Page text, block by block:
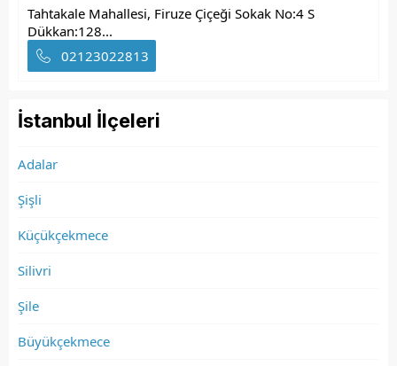
Tahtakale Mahallesi, Firuze Çiçeği Sokak No:4 S
Dükkan:128...
02123022813
İstanbul İlçeleri
Adalar
Şişli
Küçükçekmece
Silivri
Şile
Büyükçekmece